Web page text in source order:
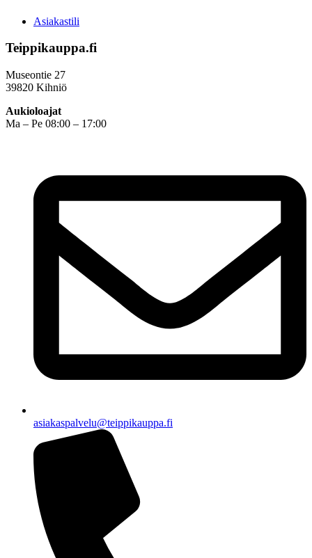
Asiakastili
Teippikauppa.fi
Museontie 27
39820 Kihniö
Aukioloajat
Ma – Pe 08:00 – 17:00
asiakaspalvelu@teippikauppa.fi